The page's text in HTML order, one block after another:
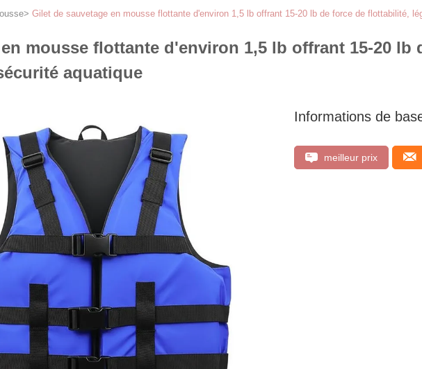
> Gilet de sauvetage en mousse flottante d'environ 1,5 lb offrant 15-20 lb de force de flottabilité,
mousse flottante d'environ 1,5 lb offrant 15-20
aquatique
Informations de
meilleur prix